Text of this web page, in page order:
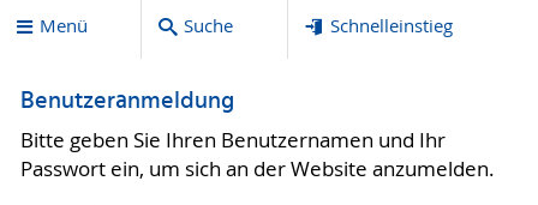
Menü Suche Schnelleinstieg
Benutzeranmeldung
Bitte geben Sie Ihren Benutzernamen und Ihr
Passwort ein, um sich an der Website anzumelden.